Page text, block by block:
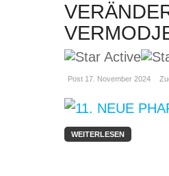
Post 17. November 2024
WEITERLESEN